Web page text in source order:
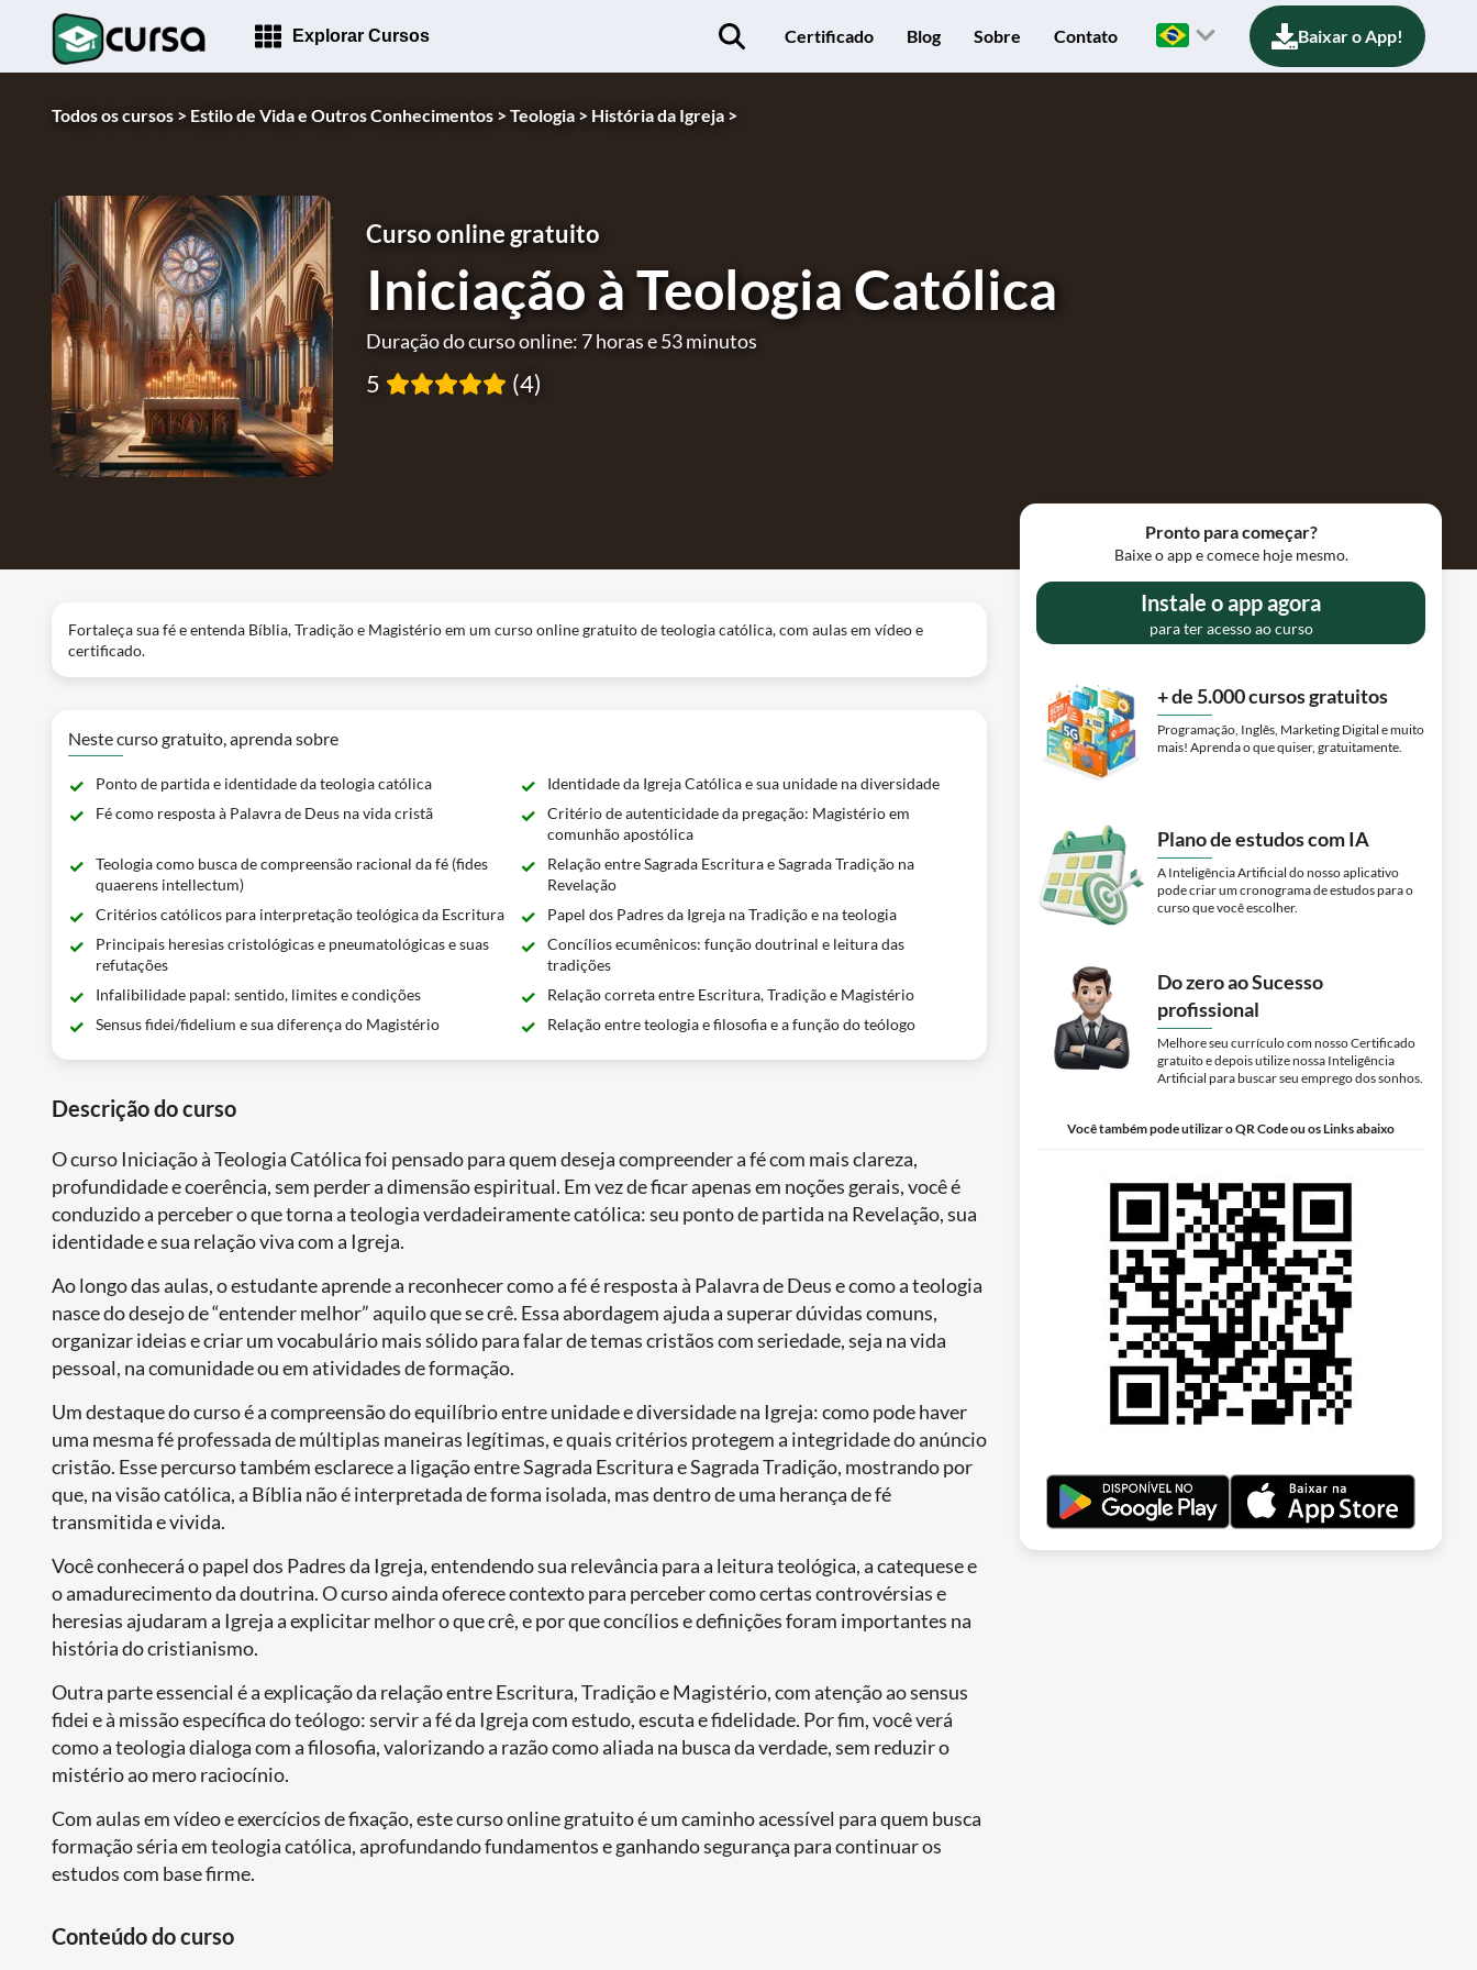
Explorar Cursos Certificado Blog Sobre Contato Baixar o App!
Todos os cursos > Estilo de Vida e Outros Conhecimentos >Teologia > História da Igreja >
Curso online gratuito
Iniciação à Teologia Católica
Duração do curso online: 7 horas e 53 minutos
5 (4)
Fortaleça sua fé e entenda Bíblia, Tradição e Magistério em um curso online gratuito de teologia católica, com aulas em vídeo e
certificado.
Neste curso gratuito, aprenda sobre
Ponto de partida e identidade da teologia católica
Identidade da Igreja Católica e sua unidade na diversidade
Fé como resposta à Palavra de Deus na vida cristã
Critério de autenticidade da pregação: Magistério em
comunhão apostólica
Teologia como busca de compreensão racional da fé (fides
quaerens intellectum)
Relação entre Sagrada Escritura e Sagrada Tradição na
Revelação
Critérios católicos para interpretação teológica da Escritura
Papel dos Padres da Igreja na Tradição e na teologia
Principais heresias cristológicas e pneumatológicas e suas
refutações
Concílios ecumênicos: função doutrinal e leitura das
tradições
Infalibilidade papal: sentido, limites e condições
Relação correta entre Escritura, Tradição e Magistério
Sensus fidei/fidelium e sua diferença do Magistério
Relação entre teologia e filosofia e a função do teólogo
Descrição do curso
O curso Iniciação à Teologia Católica foi pensado para quem deseja compreender a fé com mais clareza,
profundidade e coerência, sem perder a dimensão espiritual. Em vez de ficar apenas em noções gerais, você é
conduzido a perceber o que torna a teologia verdadeiramente católica: seu ponto de partida na Revelação, sua
identidade e sua relação viva com a Igreja.
Ao longo das aulas, o estudante aprende a reconhecer como a fé é resposta à Palavra de Deus e como a teologia
nasce do desejo de “entender melhor” aquilo que se crê. Essa abordagem ajuda a superar dúvidas comuns,
organizar ideias e criar um vocabulário mais sólido para falar de temas cristãos com seriedade, seja na vida
pessoal, na comunidade ou em atividades de formação.
Um destaque do curso é a compreensão do equilíbrio entre unidade e diversidade na Igreja: como pode haver
uma mesma fé professada de múltiplas maneiras legítimas, e quais critérios protegem a integridade do anúncio
cristão. Esse percurso também esclarece a ligação entre Sagrada Escritura e Sagrada Tradição, mostrando por
que, na visão católica, a Bíblia não é interpretada de forma isolada, mas dentro de uma herança de fé
transmitida e vivida.
Você conhecerá o papel dos Padres da Igreja, entendendo sua relevância para a leitura teológica, a catequese e
o amadurecimento da doutrina. O curso ainda oferece contexto para perceber como certas controvérsias e
heresias ajudaram a Igreja a explicitar melhor o que crê, e por que concílios e definições foram importantes na
história do cristianismo.
Outra parte essencial é a explicação da relação entre Escritura, Tradição e Magistério, com atenção ao sensus
fidei e à missão específica do teólogo: servir a fé da Igreja com estudo, escuta e fidelidade. Por fim, você verá
como a teologia dialoga com a filosofia, valorizando a razão como aliada na busca da verdade, sem reduzir o
mistério ao mero raciocínio.
Com aulas em vídeo e exercícios de fixação, este curso online gratuito é um caminho acessível para quem busca
formação séria em teologia católica, aprofundando fundamentos e ganhando segurança para continuar os
estudos com base firme.
Conteúdo do curso
Pronto para começar?
Baixe o app e comece hoje mesmo.
Instale o app agora
para ter acesso ao curso
+ de 5.000 cursos gratuitos
Programação, Inglês, Marketing Digital e muito
mais! Aprenda o que quiser, gratuitamente.
Plano de estudos com IA
A Inteligência Artificial do nosso aplicativo
pode criar um cronograma de estudos para o
curso que você escolher.
Do zero ao Sucesso
profissional
Melhore seu currículo com nosso Certificado
gratuito e depois utilize nossa Inteligência
Artificial para buscar seu emprego dos sonhos.
Você também pode utilizar o QR Code ou os Links abaixo